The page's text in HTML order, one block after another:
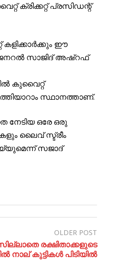
ക്രിക്കറ്റ് പ്രസിഡന്റ്
കളിക്കാർക്കും ഈ
ജനറൽ സാജിദ് അഷ്റഫ്
കുവൈറ്റ്
സ്ഥാനത്താണ്.
നേടിയ ഒരേ ഒരു
ലൈവ് സ്ട്രീം
സജാദ്
OLDER POST
രക്ഷിതാക്കളുടെ
നാല് കുട്ടികൾ പിടിയിൽ